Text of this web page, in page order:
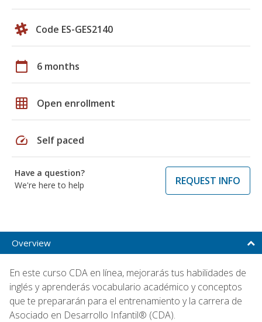
Code ES-GES2140
calendar_today 6 months
grid_on Open enrollment
speed Self paced
Have a question?
We're here to help
REQUEST INFO
Overview
En este curso CDA en línea, mejorarás tus habilidades de
inglés y aprenderás vocabulario académico y conceptos
que te prepararán para el entrenamiento y la carrera de
Asociado en Desarrollo Infantil® (CDA).